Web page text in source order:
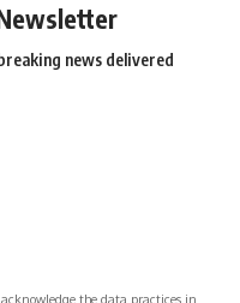
news delivered
the data practices in